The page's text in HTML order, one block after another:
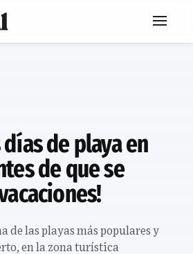
días de playa en
de que se
de las playas más populares y
en la zona turística